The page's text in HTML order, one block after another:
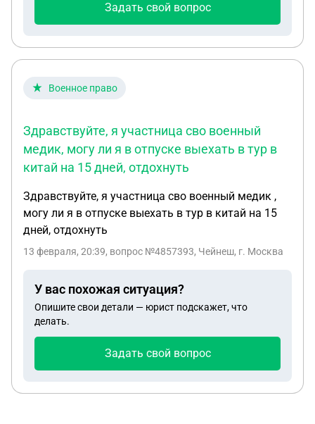
Задать свой вопрос
Военное право
Здравствуйте, я участница сво военный
медик, могу ли я в отпуске выехать в тур в
китай на 15 дней, отдохнуть
Здравствуйте, я участница сво военный медик ,
могу ли я в отпуске выехать в тур в китай на 15
дней, отдохнуть
13 февраля, 20:39, вопрос №4857393, Чейнеш, г. Москва
У вас похожая ситуация?
Опишите свои детали — юрист подскажет, что
делать.
Задать свой вопрос